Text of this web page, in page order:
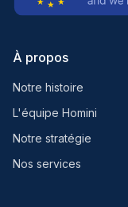
À propos
Notre histoire
L'équipe Homini
Notre stratégie
Nos services